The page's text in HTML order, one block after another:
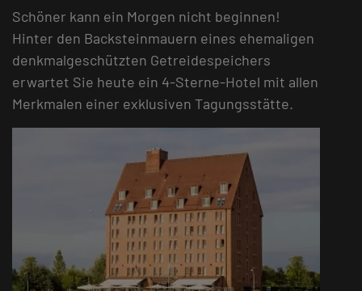
Schöner kann ein Morgen nicht beginnen!
Hinter den Backsteinmauern eines ehemaligen
denkmalgeschützten Getreidespeichers
erwartet Sie heute ein 4-Sterne-Hotel mit allen
Merkmalen einer exklusiven Tagungsstätte.